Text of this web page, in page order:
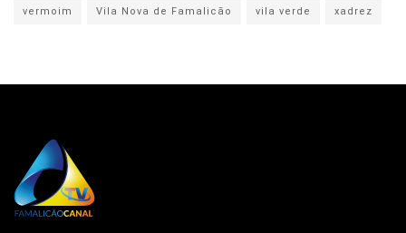
vermoim
Vila Nova de Famalicão vila verde xadrez